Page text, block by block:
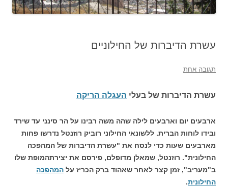
עשרת הדיברות של החילוניים
תגובה אחת
עשרת הדיברות של בעלי העגלה הריקה
ארבעים יום וארבעים לילה שהה משה רבינו על הר סינני עד שירד
ובידו לוחות הברית. ללשונאי החילוני רוביק רוזנטל נדרשו פחות
מארבעים שעות כדי לנסח את "עשרת הדיברות של המהפכה
החילונית". רוזנטל, שמאלן מדופלם, פירסם את יצירתהמופת שלו
ב"מעריב", זמן קצר לאחר שאהוד ברק הכריז על המהפכה
החילונית.